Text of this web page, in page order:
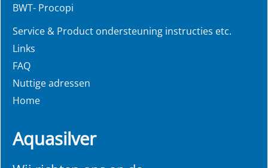
BWT- Procopi
Service & Product ondersteuning instructies etc.
Links
FAQ
Nuttige adressen
Home
Aquasilver